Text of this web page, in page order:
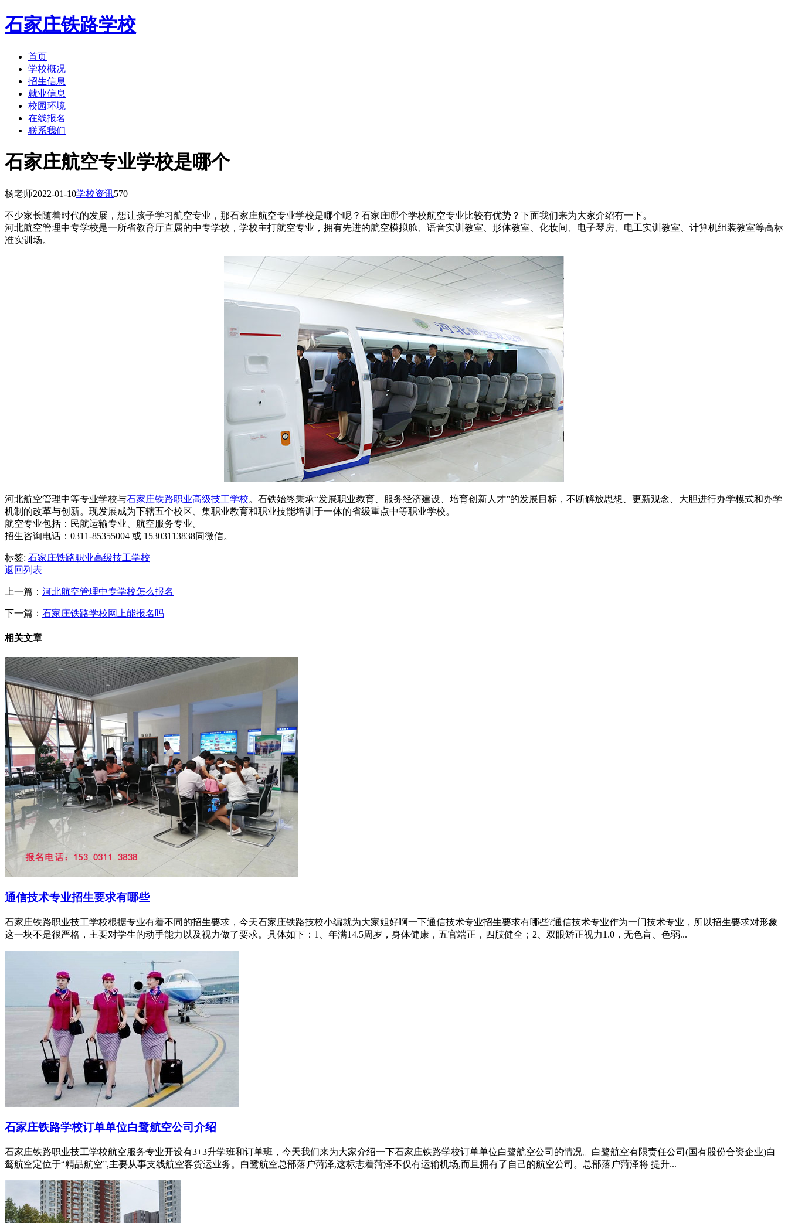
石家庄铁路学校
首页
学校概况
招生信息
就业信息
校园环境
在线报名
联系我们
石家庄航空专业学校是哪个
杨老师2022-01-10学校资讯570
不少家长随着时代的发展，想让孩子学习航空专业，那石家庄航空专业学校是哪个呢？石家庄哪个学校航空专业比较有优势？下面我们来为大家介绍有一下。
河北航空管理中专学校是一所省教育厅直属的中专学校，学校主打航空专业，拥有先进的航空模拟舱、语音实训教室、形体教室、化妆间、电子琴房、电工实训教室、计算机组装教室等高标
准实训场。
河北航空管理中等专业学校与石家庄铁路职业高级技工学校。石铁始终秉承“发展职业教育、服务经济建设、培育创新人才”的发展目标，不断解放思想、更新观念、大胆进行办学模式和办学
机制的改革与创新。现发展成为下辖五个校区、集职业教育和职业技能培训于一体的省级重点中等职业学校。
航空专业包括：民航运输专业、航空服务专业。
招生咨询电话：0311-85355004 或 15303113838同微信。
标签: 石家庄铁路职业高级技工学校
返回列表
上一篇： 河北航空管理中专学校怎么报名
下一篇： 石家庄铁路学校网上能报名吗
相关文章
通信技术专业招生要求有哪些
石家庄铁路职业技工学校根据专业有着不同的招生要求，今天石家庄铁路技校小编就为大家姐好啊一下通信技术专业招生要求有哪些?通信技术专业作为一门技术专业，所以招生要求对形象
这一块不是很严格，主要对学生的动手能力以及视力做了要求。具体如下：1、年满14.5周岁，身体健康，五官端正，四肢健全；2、双眼矫正视力1.0，无色盲、色弱...
石家庄铁路学校订单单位白鹭航空公司介绍
石家庄铁路职业技工学校航空服务专业开设有3+3升学班和订单班，今天我们来为大家介绍一下石家庄铁路学校订单单位白鹭航空公司的情况。白鹭航空有限责任公司(国有股份合资企业)白
鹜航空定位于“精品航空”,主要从事支线航空客货运业务。白鹭航空总部落户菏泽,这标志着菏泽不仅有运输机场,而且拥有了自己的航空公司。总部落户菏泽将 提升...